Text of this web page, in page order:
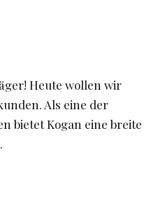
Heute wollen wir
Als eine der
bietet Kogan eine breite